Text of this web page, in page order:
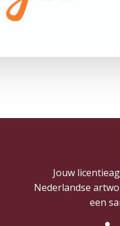
Jouw
Nederlandse
een